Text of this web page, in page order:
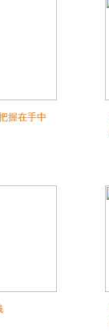
握在手中